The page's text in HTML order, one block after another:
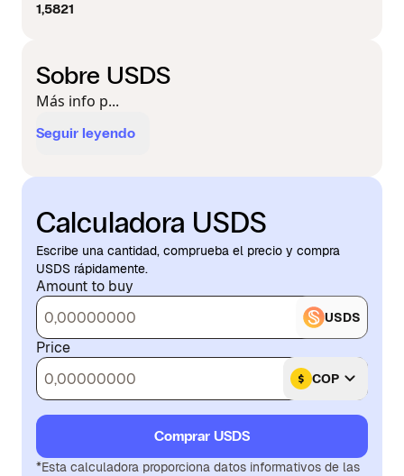
1,5821
Sobre USDS
Más info p...
Seguir leyendo
Calculadora USDS
Escribe una cantidad, comprueba el precio y compra
USDS rápidamente.
Amount to buy
USDS
Price
COP
Comprar USDS
*Esta calculadora proporciona datos informativos de las